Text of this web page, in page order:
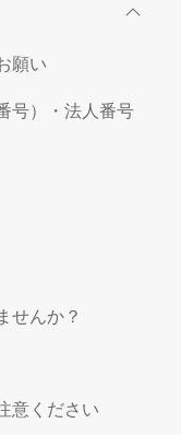
願い
号）・法人番号
せんか？
意ください